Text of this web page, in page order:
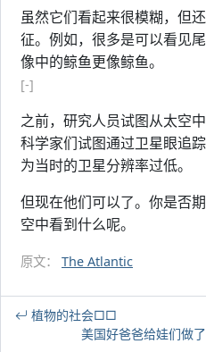
虽然它们看起来很模糊，但
征。例如，很多是可以看见
像中的鲸鱼更像鲸鱼。
[-]
之前，研究人员试图从太空
科学家们试图通过卫星眼追
为当时的卫星分辨率过低。
但现在他们可以了。你是否
空中看到什么呢。
原文： The Atlantic
植物的社会□□
美国好爸爸给娃们做